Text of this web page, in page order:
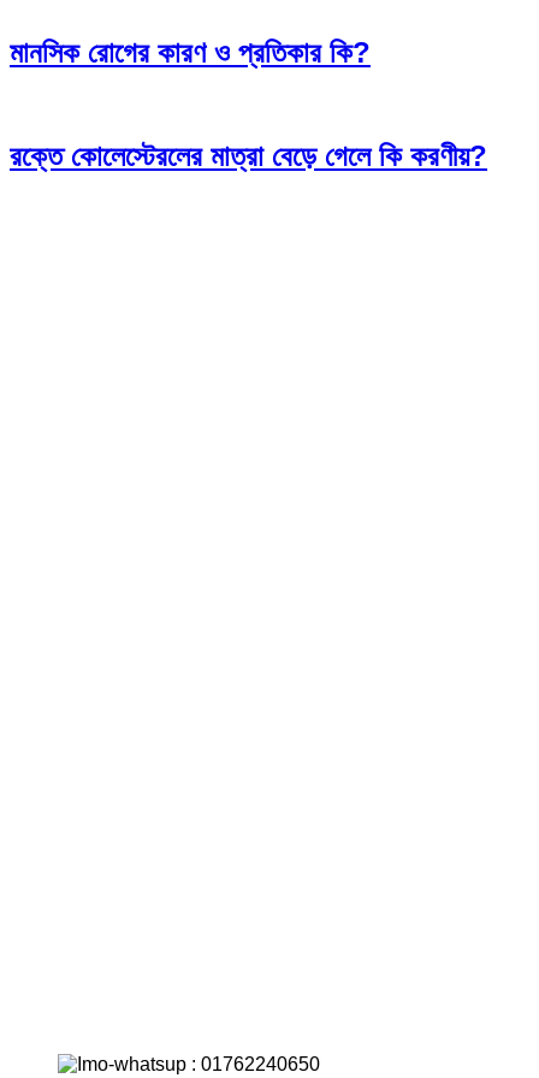
মানসিক রোগের কারণ ও প্রতিকার কি?
রক্তে কোলেস্টেরলের মাত্রা বেড়ে গেলে কি করণীয়?